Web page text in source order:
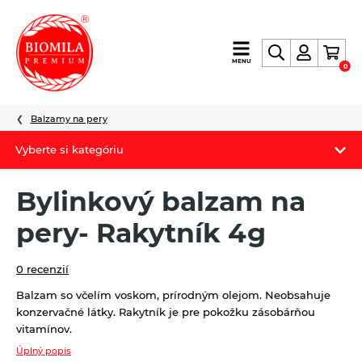
výroba
a
nielen
MENU
0
Vyberte si kategóriu
Letný Biomilatip 18% zľava
Špaldové výrobky
Fermato
Novinky
Balzamy na pery
Bylinkový balzam na
pery- Rakytník 4g
0 recenzií
Balzam so včelím voskom, prírodným olejom. Neobsahuje
konzervačné látky. Rakytník je pre pokožku zásobárňou
vitamínov.
Úplný popis